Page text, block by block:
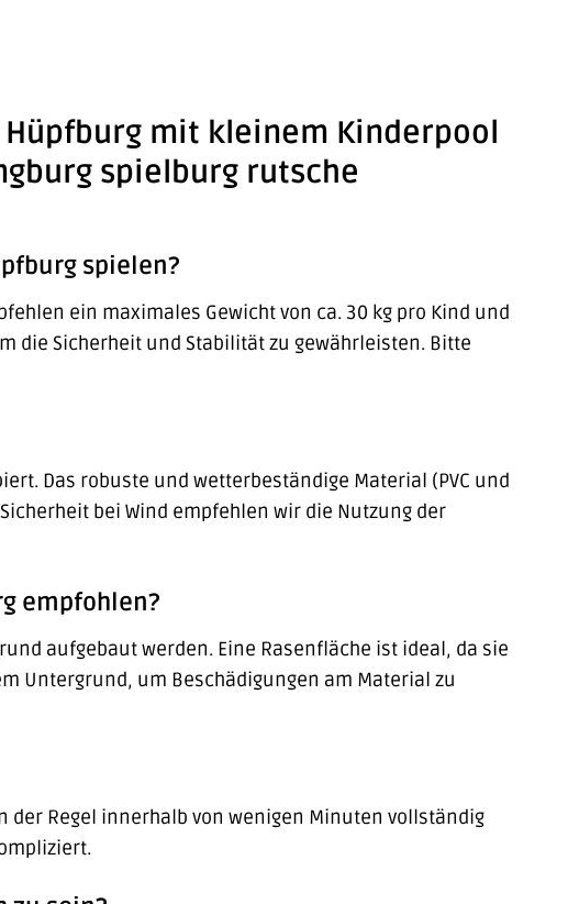
Hüpfburg mit kleinem Kinderpool
spielburg rutsche
spielen?
ein maximales Gewicht von ca. 30 kg pro Kind und
die Sicherheit und Stabilität zu gewährleisten. Bitte
Das robuste und wetterbeständige Material (PVC und
bei Wind empfehlen wir die Nutzung der
empfohlen?
aufgebaut werden. Eine Rasenfläche ist ideal, da sie
Untergrund, um Beschädigungen am Material zu
Regel innerhalb von wenigen Minuten vollständig